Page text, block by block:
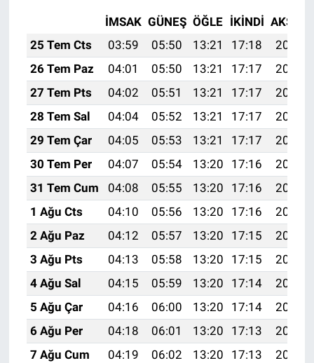
İMSAK GÜNEŞ ÖĞLE İKINDI AKŞAM
25 Tem Cts
03:59 05:50 13:21 17:18
20:42
26 Tem Paz
04:01 05:50 13:21 17:17
20:41
27 Tem Pts
04:02 05:51 13:21 17:17
20:40
28 Tem Sal
04:04 05:52 13:21 17:17
20:39
29 Tem Çar
04:05 05:53 13:21 17:17
20:38
30 Tem Per
04:07 05:54 13:20 17:16
20:37
31 Tem Cum
04:08 05:55 13:20 17:16
20:36
1 Ağu Cts
04:10 05:56 13:20 17:16
20:35
2 Ağu Paz
04:12 05:57 13:20 17:15
20:33
3 Ağu Pts
04:13 05:58 13:20 17:15
20:32
4 Ağu Sal
04:15 05:59 13:20 17:14
20:31
5 Ağu Çar
04:16 06:00 13:20 17:14
20:30
6 Ağu Per
04:18 06:01 13:20 17:13
20:29
7 Ağu Cum
04:19 06:02 13:20 17:13
20:27